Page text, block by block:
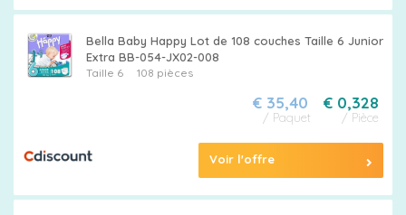
Pampers
votre
taille
Bella Baby Happy Lot de 108 couches Taille 6 Junior
Extra BB-054-JX02-008
Taille 6108 pièces
€ 0,328
/ Pièce
€ 35,40
/ Paquet
Voir l'offre